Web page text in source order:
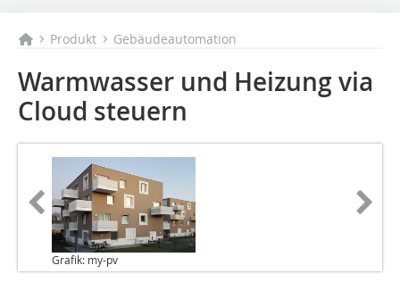
Produkt Gebäudeautomation
Warmwasser und Heizung via
Cloud steuern
Grafik: my-pv